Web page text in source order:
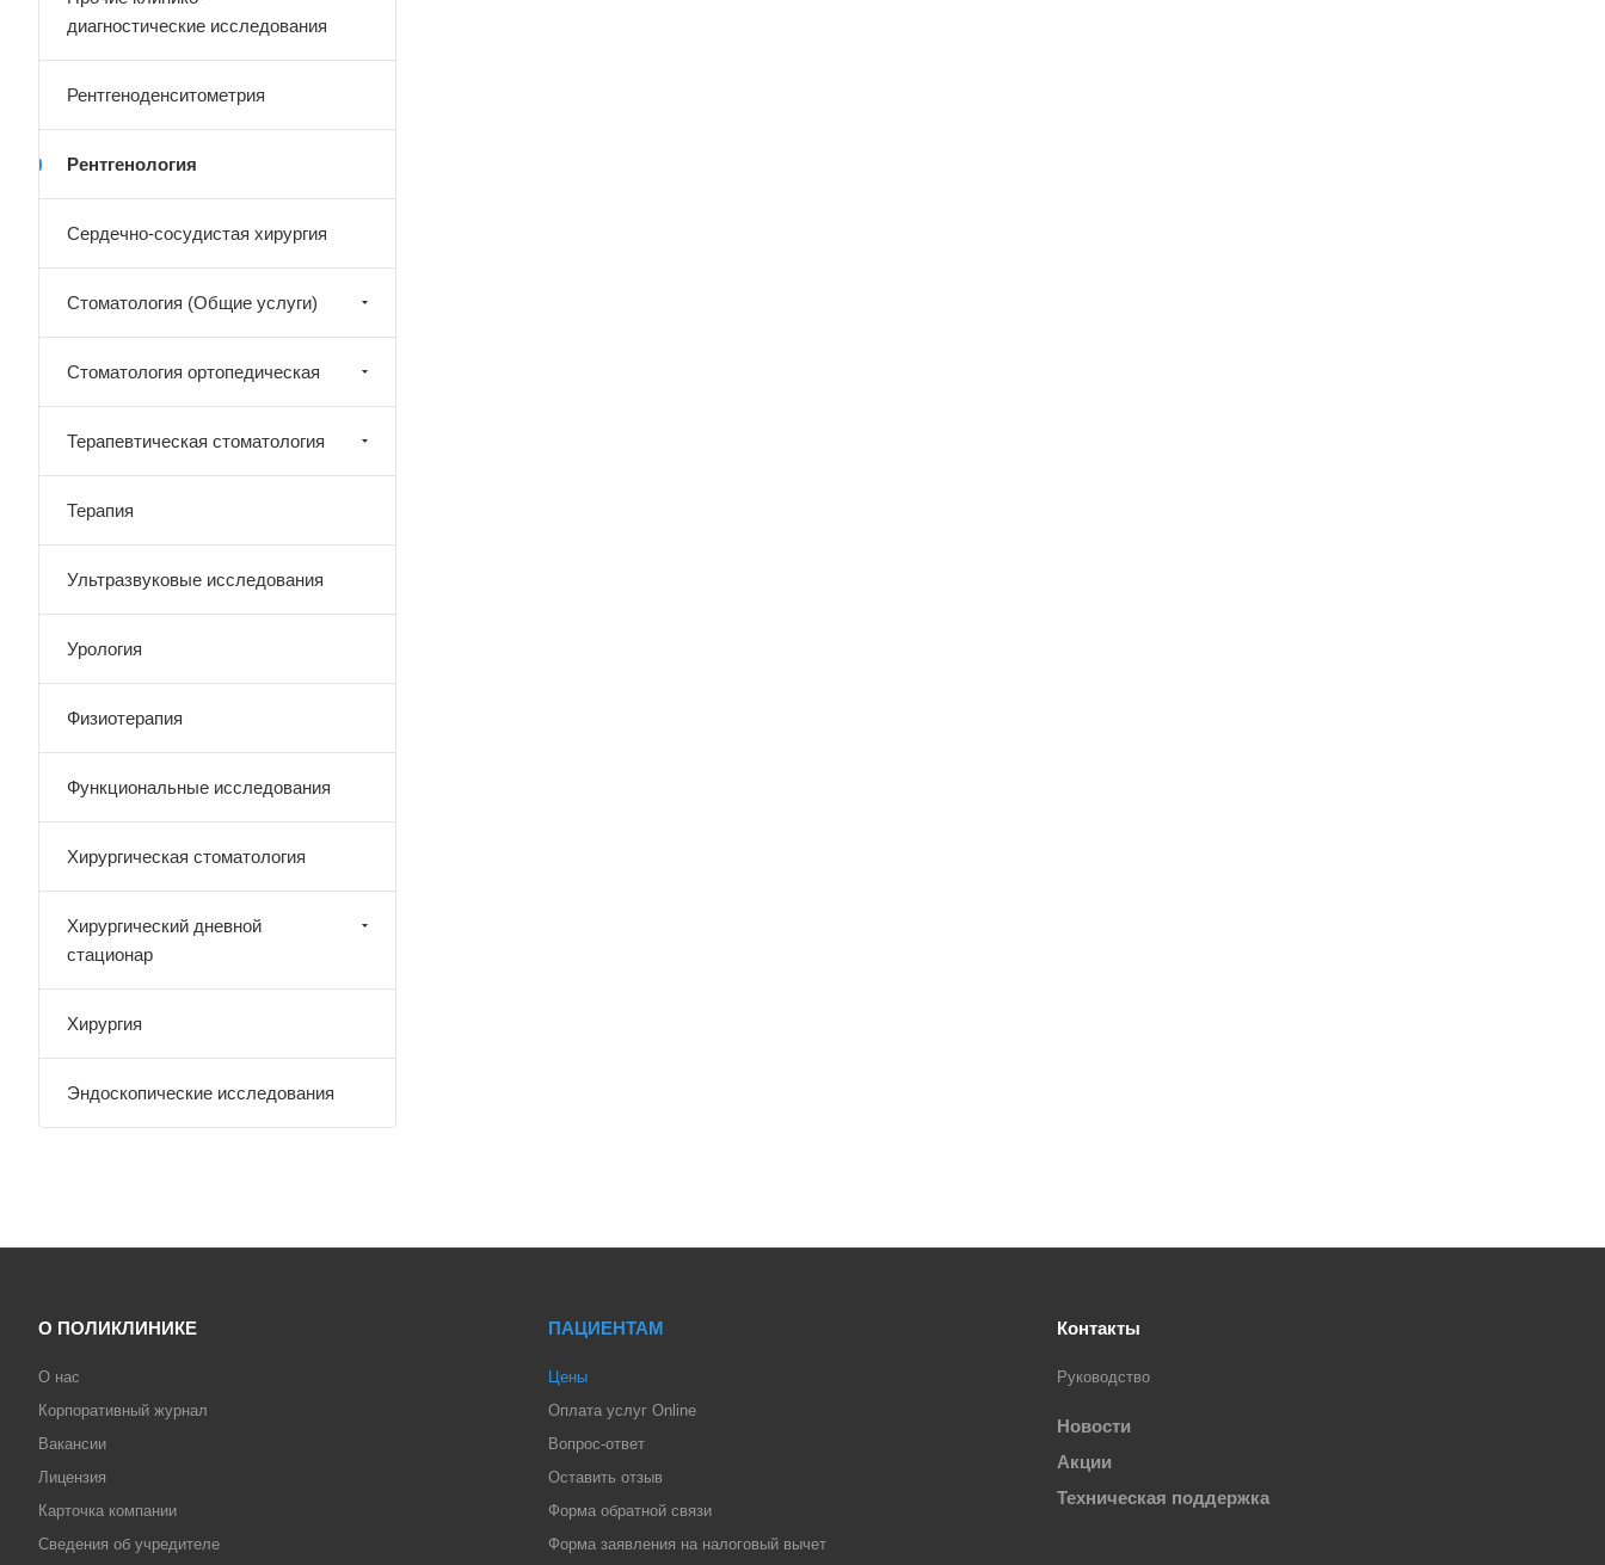
диагностические исследования
Рентгеноденситометрия
Рентгенология
Сердечно-сосудистая хирургия
Стоматология (Общие услуги)
Стоматология ортопедическая
Терапевтическая стоматология
Терапия
Ультразвуковые исследования
Урология
Физиотерапия
Функциональные исследования
Хирургическая стоматология
Хирургический дневной
стационар
Хирургия
Эндоскопические исследования
О ПОЛИКЛИНИКЕ
О нас
Корпоративный журнал
Вакансии
Лицензия
Карточка компании
Сведения об учредителе
ПАЦИЕНТАМ
Цены
Оплата услуг Online
Вопрос-ответ
Оставить отзыв
Форма обратной связи
Форма заявления на налоговый вычет
Контакты
Руководство
Новости
Акции
Техническая поддержка